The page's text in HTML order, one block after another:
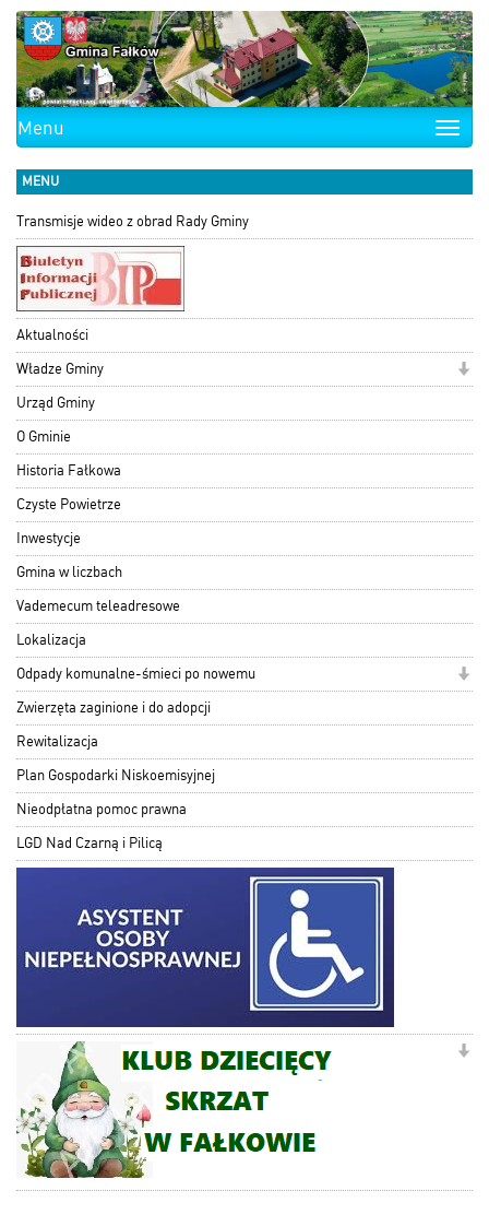
Toggle
Menu
MENU
Transmisje wideo z obrad Rady Gminy
Aktualności
Władze Gminy
Urząd Gminy
O Gminie
Historia Fałkowa
Czyste Powietrze
Inwestycje
Gmina w liczbach
Vademecum teleadresowe
Lokalizacja
Odpady komunalne-śmieci po nowemu
Zwierzęta zaginione i do adopcji
Rewitalizacja
Plan Gospodarki Niskoemisyjnej
Nieodpłatna pomoc prawna
LGD Nad Czarną i Pilicą